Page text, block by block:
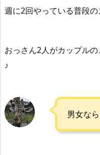
週に2回やっている普段の
おっさん2人がカップル
♪
男女な